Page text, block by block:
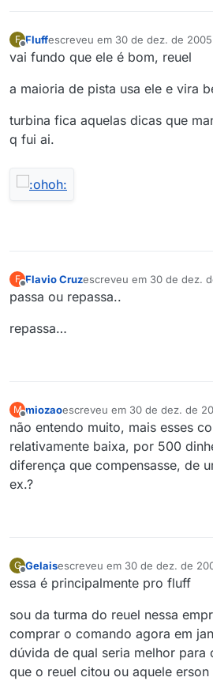
F
Offline
Fluffescreveu em 30 de dez. de
última edição por
vai fundo que ele é bom, reuel
a maioria de pista usa ele e vira
turbina fica aquelas dicas que
q fui ai.
F Flavio Cruzescreveu em 30 de dez.
última edição por
passa ou repassa..
repassa…
M
Offline
miozaoescreveu em 30 de dez. de
última edição por
não entendo muito, mais esses
relativamente baixa, por 500
diferença que compensasse, de
ex.?
G
Offline
Gelaisescreveu em 30 de dez. de
última edição por
essa é principalmente pro fluff
sou da turma do reuel nessa
comprar o comando agora em
dúvida de qual seria melhor para
que o reuel citou ou aquele